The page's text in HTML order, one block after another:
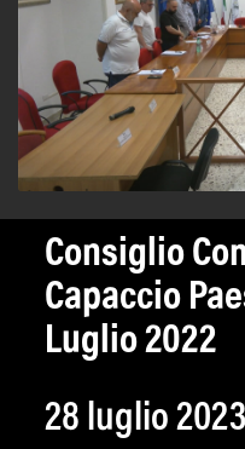
Consiglio
Capaccio
Luglio 2022
28 luglio 2023